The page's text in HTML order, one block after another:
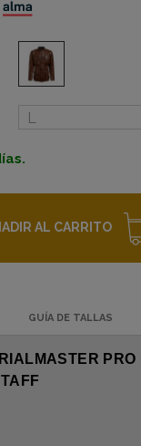
AL CARRITO
GUÍA DE TALLAS